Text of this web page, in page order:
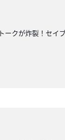
クが炸裂！セ